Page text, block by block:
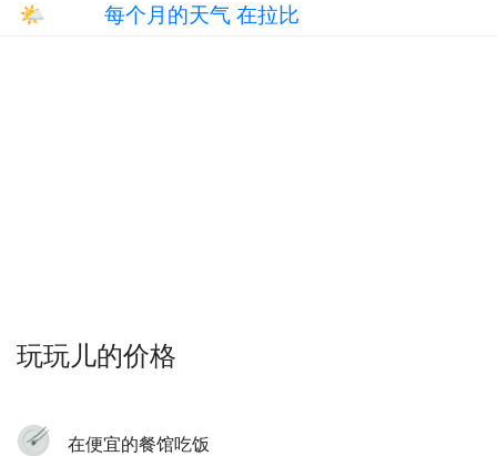
🌤 每个月的天气 在拉比
玩玩儿的价格
在便宜的餐馆吃饭